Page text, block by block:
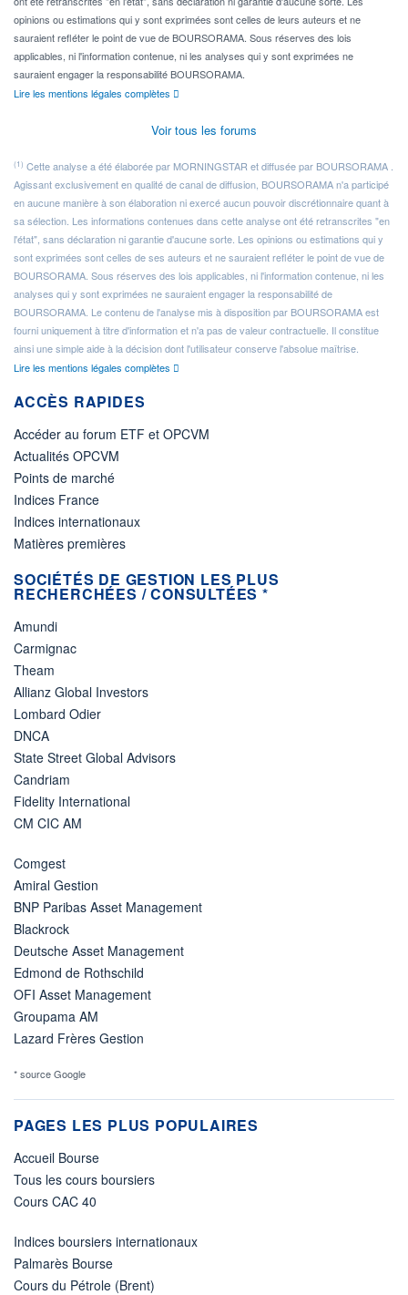
opinions ou estimations qui y sont exprimées sont celles de leurs auteurs et ne
sauraient refléter le point de vue de BOURSORAMA. Sous réserves des lois
applicables, ni l'information contenue, ni les analyses qui y sont exprimées ne
sauraient engager la responsabilité BOURSORAMA.
Lire les mentions légales complètes
Voir tous les forums
(1) Cette analyse a été élaborée par MORNINGSTAR et diffusée par BOURSORAMA .
Agissant exclusivement en qualité de canal de diffusion, BOURSORAMA n'a participé
en aucune manière à son élaboration ni exercé aucun pouvoir discrétionnaire quant à
sa sélection. Les informations contenues dans cette analyse ont été retranscrites "en
l'état", sans déclaration ni garantie d'aucune sorte. Les opinions ou estimations qui y
sont exprimées sont celles de ses auteurs et ne sauraient refléter le point de vue de
BOURSORAMA. Sous réserves des lois applicables, ni l'information contenue, ni les
analyses qui y sont exprimées ne sauraient engager la responsabilité de
BOURSORAMA. Le contenu de l'analyse mis à disposition par BOURSORAMA est
fourni uniquement à titre d'information et n'a pas de valeur contractuelle. Il constitue
ainsi une simple aide à la décision dont l'utilisateur conserve l'absolue maîtrise.
Lire les mentions légales complètes
ACCÈS RAPIDES
Accéder au forum ETF et OPCVM
Actualités OPCVM
Points de marché
Indices France
Indices internationaux
Matières premières
SOCIÉTÉS DE GESTION LES PLUS
RECHERCHÉES / CONSULTÉES *
Amundi
Carmignac
Theam
Allianz Global Investors
Lombard Odier
DNCA
State Street Global Advisors
Candriam
Fidelity International
CM CIC AM
Comgest
Amiral Gestion
BNP Paribas Asset Management
Blackrock
Deutsche Asset Management
Edmond de Rothschild
OFI Asset Management
Groupama AM
Lazard Frères Gestion
* source Google
PAGES LES PLUS POPULAIRES
Accueil Bourse
Tous les cours boursiers
Cours CAC 40
Indices boursiers internationaux
Palmarès Bourse
Cours du Pétrole (Brent)